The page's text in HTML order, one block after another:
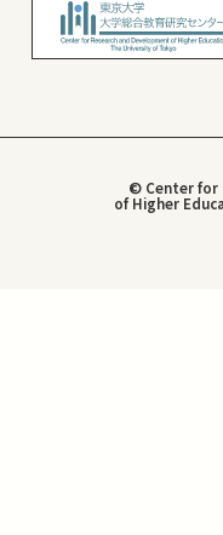
© Center for
of Higher